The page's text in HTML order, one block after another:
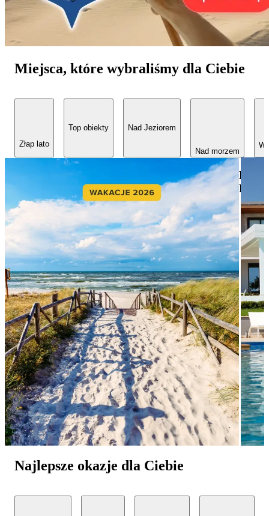
Miejsca, które wybraliśmy dla Ciebie
Złap lato
Top obiekty Nad Jeziorem
Nad morzem
W
Nad
Najlepsze okazje dla Ciebie